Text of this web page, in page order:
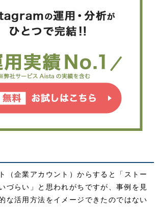
（企業アカウント）からすると「ストー
づらい」と思われがちですが、事例を見
な活用方法をイメージできたのではない